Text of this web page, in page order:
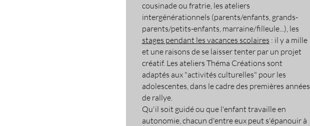
cousinade ou fratrie, les ateliers
intergénérationnels (parents/enfants, grands-
parents/petits-enfants, marraine/filleule...), les
stages pendant les vacances scolaires : il y a mille
et une raisons de se laisser tenter par un projet
créatif. Les ateliers Théma Créations sont
adaptés aux "activités culturelles" pour les
adolescentes, dans le cadre des premières années
de rallye.
Qu'il soit guidé ou que l'enfant travaille en
autonomie, chacun d'entre eux peut s'épanouir à